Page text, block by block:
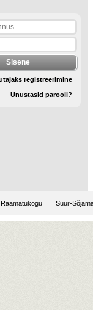
registreerimine
Unustasid parooli?
Suur-